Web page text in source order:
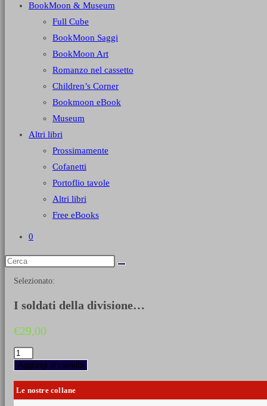
BookMoon & Museum
Full Cube
BookMoon Saggi
BookMoon Art
Romanzo nel cassetto
Children’s Corner
Bookmoon eBook
Museum
Altri libri
Prossimamente
Cofanetti
Portoflio tavole
Altri libri
Free eBooks
0
Selezionato:
I soldati della divisione…
€29,00
I
soldati
della
divisione
"Testa
Aggiungi al carrello
Le nostre collane